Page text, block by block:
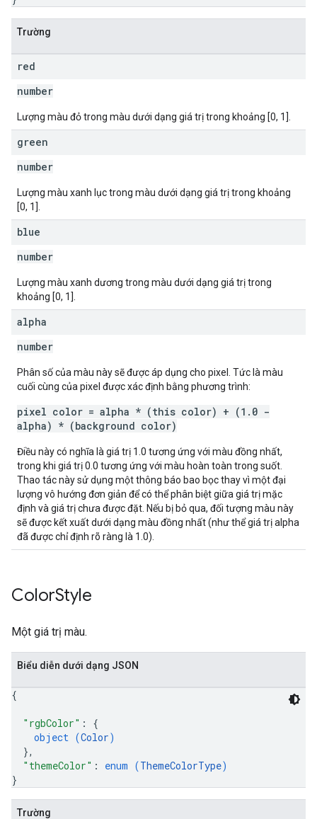
Trường
red
number
Lượng màu đỏ trong màu dưới dạng giá trị trong khoảng [0, 1].
green
number
Lượng màu xanh lục trong màu dưới dạng giá trị trong khoảng
[0, 1].
blue
number
Lượng màu xanh dương trong màu dưới dạng giá trị trong
khoảng [0, 1].
alpha
number
Phân số của màu này sẽ được áp dụng cho pixel. Tức là màu
cuối cùng của pixel được xác định bằng phương trình:
pixel color = alpha * (this color) + (1.0 -
alpha) * (background color)
Điều này có nghĩa là giá trị 1.0 tương ứng với màu đồng nhất,
trong khi giá trị 0.0 tương ứng với màu hoàn toàn trong suốt.
Thao tác này sử dụng một thông báo bao bọc thay vì một đại
lượng vô hướng đơn giản để có thể phân biệt giữa giá trị mặc
định và giá trị chưa được đặt. Nếu bị bỏ qua, đối tượng màu này
sẽ được kết xuất dưới dạng màu đồng nhất (như thể giá trị alpha
đã được chỉ định rõ ràng là 1.0).
ColorStyle
Một giá trị màu.
Biểu diễn dưới dạng JSON
{
"rgbColor" : {
object (Color)
},
"themeColor" : enum (ThemeColorType)
}
Trường